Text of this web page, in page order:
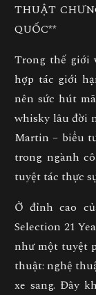
THUẬT
QUỐC**
Trong thế giới
hợp tác giới
nên sức hút
whisky lâu đời
Martin – biểu
trong ngành
tuyệt tác thực
Ở đỉnh cao
Selection 21
như một tuyệt
thuật: nghệ
xe sang. Đây